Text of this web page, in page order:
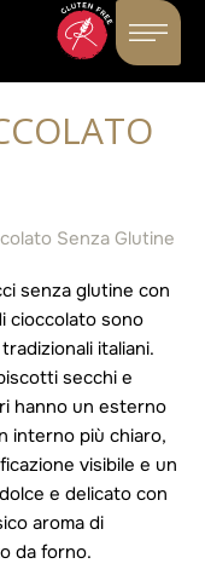
Senza Glutine
senza glutine con
cioccolato sono
italiani.
secchi e
hanno un esterno
interno più chiaro,
visibile e un
e delicato con
aroma di
da forno.